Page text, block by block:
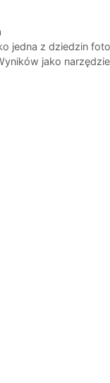
jedna z dziedzin
jako